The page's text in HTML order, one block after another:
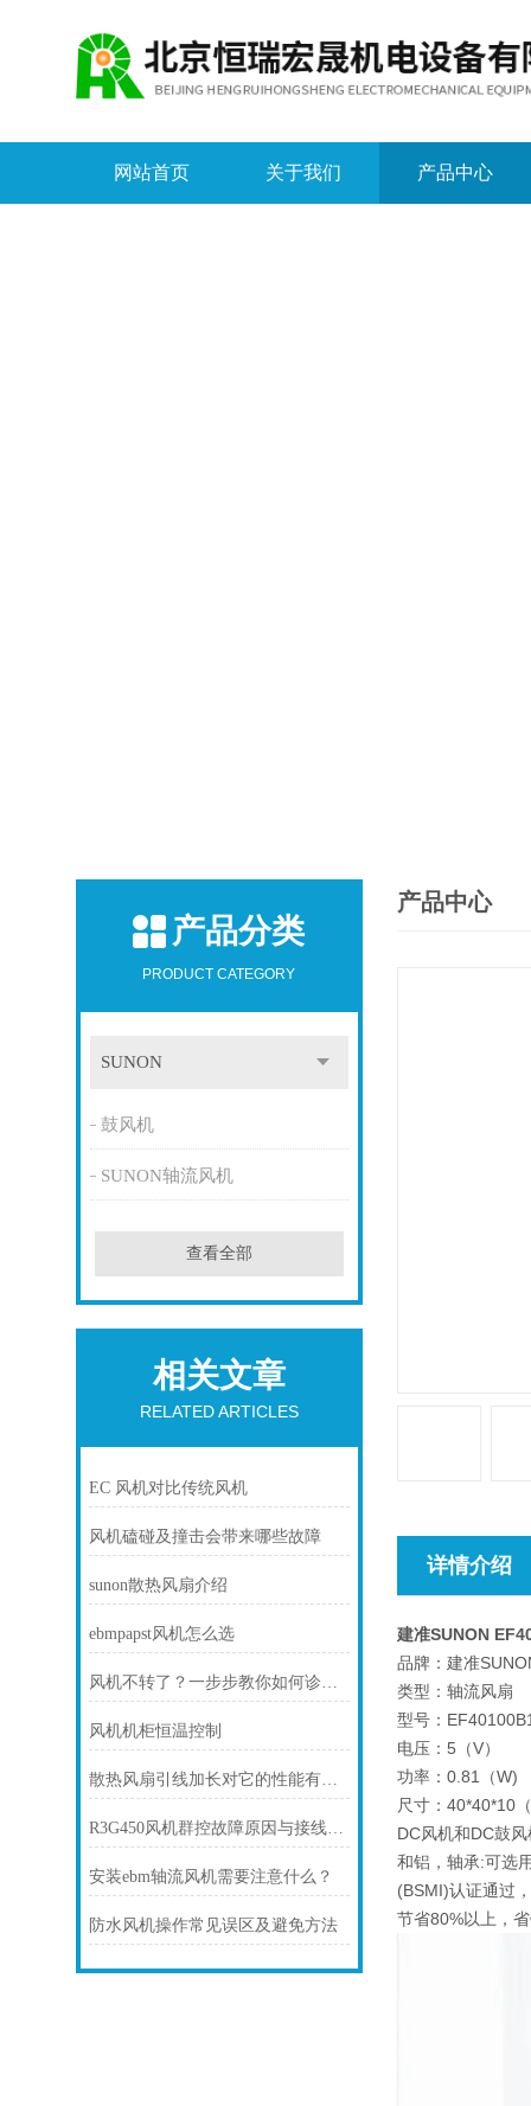
网站首页 关于我们 产品中心
产品分类
PRODUCT CATEGORY
SUNON
鼓风机
SUNON轴流风机
查看全部
相关文章
RELATED ARTICLES
EC 风机对比传统风机
风机磕碰及撞击会带来哪些故障
sunon散热风扇介绍
ebmpapst风机怎么选
风机不转了？一步步教你如何诊断故障
风机机柜恒温控制
散热风扇引线加长对它的性能有影响吗
R3G450风机群控故障原因与接线避坑指南
安装ebm轴流风机需要注意什么？
防水风机操作常见误区及避免方法
产品中心
详情介绍
建准SUNON
品牌：建准
类型：轴流风扇
型号：
电压：5（V）
功率：0.81（W)
尺寸：40*40*10
DC风机和DC鼓
和铝，轴承:可选
(BSMI)认证通过
节省80%以上，